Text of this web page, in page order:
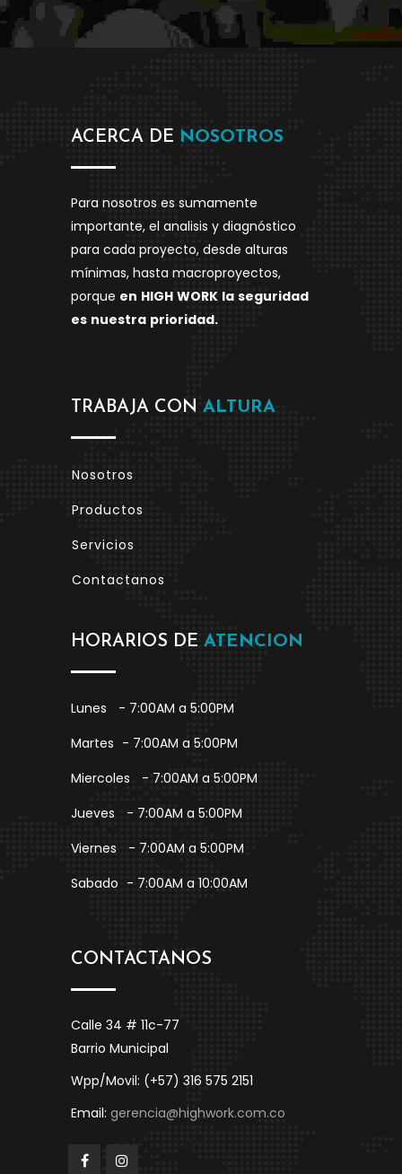
ACERCA DE NOSOTROS
Para nosotros es sumamente
importante, el analisis y diagnóstico
para cada proyecto, desde alturas
mínimas, hasta macroproyectos,
porque en HIGH WORK la seguridad
es nuestra prioridad.
TRABAJA CON ALTURA
Nosotros
Productos
Servicios
Contactanos
HORARIOS DE ATENCION
Lunes
- 7:00AM a 5:00PM
Martes - 7:00AM a 5:00PM
Miercoles
- 7:00AM a 5:00PM
Jueves
- 7:00AM a 5:00PM
Viernes
- 7:00AM a 5:00PM
Sabado - 7:00AM a 10:00AM
CONTACTANOS
Calle 34 # 11c-77
Barrio Municipal
Wpp/Movil: (+57) 316 575 2151
Email: gerencia@highwork.com.co